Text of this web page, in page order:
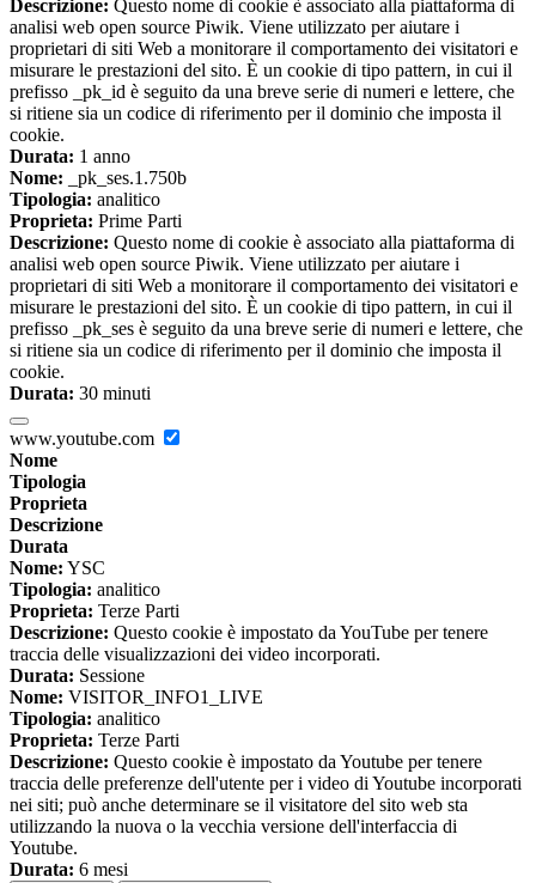
Descrizione: Questo nome di cookie è associato alla piattaforma di
analisi web open source Piwik. Viene utilizzato per aiutare i
proprietari di siti Web a monitorare il comportamento dei visitatori e
misurare le prestazioni del sito. È un cookie di tipo pattern, in cui il
prefisso _pk_id è seguito da una breve serie di numeri e lettere, che
si ritiene sia un codice di riferimento per il dominio che imposta il
cookie.
Durata: 1 anno
Nome: _pk_ses.1.750b
Tipologia: analitico
Proprieta: Prime Parti
Descrizione: Questo nome di cookie è associato alla piattaforma di
analisi web open source Piwik. Viene utilizzato per aiutare i
proprietari di siti Web a monitorare il comportamento dei visitatori e
misurare le prestazioni del sito. È un cookie di tipo pattern, in cui il
prefisso _pk_ses è seguito da una breve serie di numeri e lettere, che
si ritiene sia un codice di riferimento per il dominio che imposta il
cookie.
Durata: 30 minuti
www.youtube.com
Nome
Tipologia
Proprieta
Descrizione
Durata
Nome: YSC
Tipologia: analitico
Proprieta: Terze Parti
Descrizione: Questo cookie è impostato da YouTube per tenere
traccia delle visualizzazioni dei video incorporati.
Durata: Sessione
Nome: VISITOR_INFO1_LIVE
Tipologia: analitico
Proprieta: Terze Parti
Descrizione: Questo cookie è impostato da Youtube per tenere
traccia delle preferenze dell'utente per i video di Youtube incorporati
nei siti; può anche determinare se il visitatore del sito web sta
utilizzando la nuova o la vecchia versione dell'interfaccia di
Youtube.
Durata: 6 mesi